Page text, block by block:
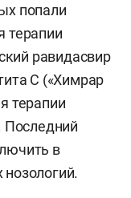
попали
терапии
равидасвир
С («Химрар
терапии
Последний
в